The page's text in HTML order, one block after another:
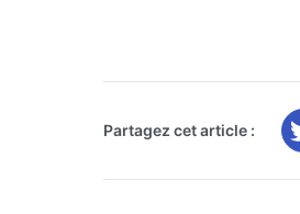
Partagez cet article :